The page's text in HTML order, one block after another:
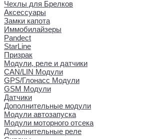
Чехлы для Брелков
Аксессуары
Замки капота
Иммобилайзеры
Pandect
StarLine
Призрак
Модули, реле и датчики
CAN/LIN Модули
GPS/Глонасс Модули
GSM Модули
Датчики
Дополнительные модули
Модули автозапуска
Модули моторного отсека
Дополнительные реле